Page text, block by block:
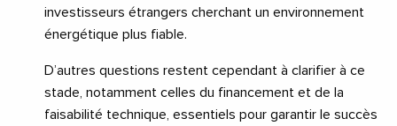
investisseurs étrangers cherchant un environnement
énergétique plus fiable.
D’autres questions restent cependant à clarifier à ce
stade, notamment celles du financement et de la
faisabilité technique, essentiels pour garantir le succès